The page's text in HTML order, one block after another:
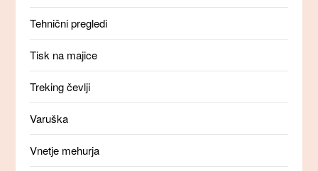
Tehnični pregledi
Tisk na majice
Treking čevlji
Varuška
Vnetje mehurja